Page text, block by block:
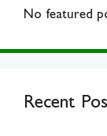
No featured
Recent